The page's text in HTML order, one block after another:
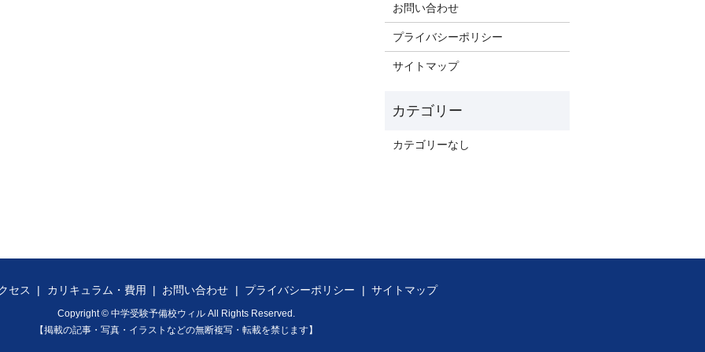
お問い合わせ
プライバシーポリシー
サイトマップ
カテゴリーなし
セス カリキュラム・費用 お問い合わせ プライバシーポリシー サイトマップ
Copyright © 中学受験予備校ウィル All Rights Reserved.
【掲載の記事・写真・イラストなどの無断複写・転載を禁じます】